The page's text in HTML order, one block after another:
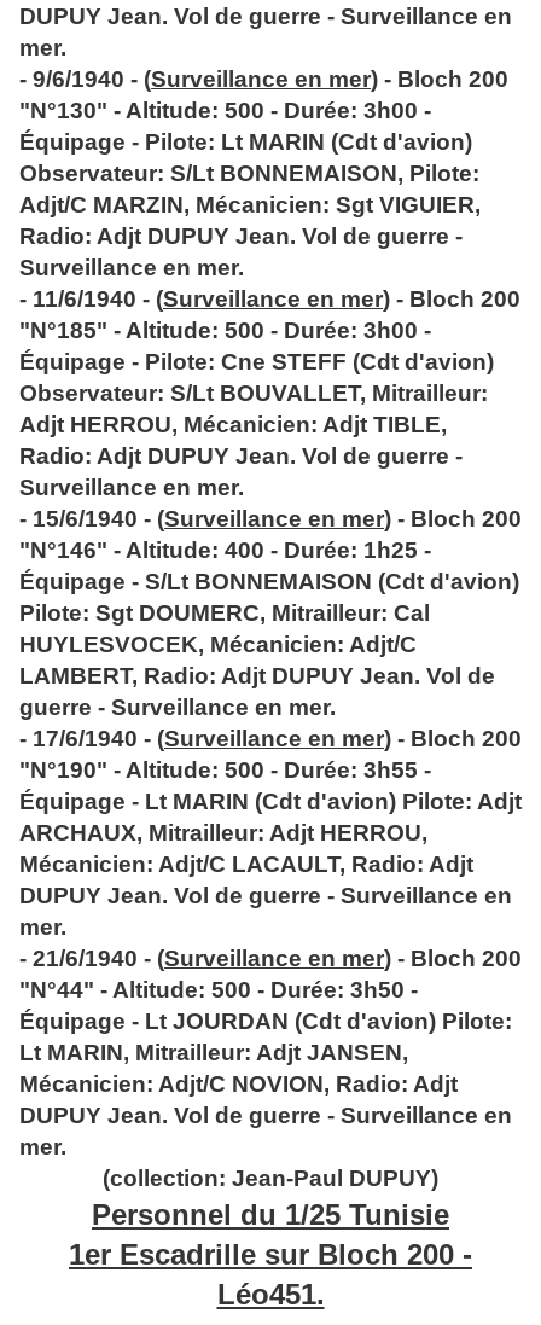
DUPUY Jean. Vol de guerre - Surveillance en
mer.
- 9/6/1940 - (Surveillance en mer) - Bloch 200
"N°130" - Altitude: 500 - Durée: 3h00 -
Équipage - Pilote: Lt MARIN (Cdt d'avion)
Observateur: S/Lt BONNEMAISON, Pilote:
Adjt/C MARZIN, Mécanicien: Sgt VIGUIER,
Radio: Adjt DUPUY Jean. Vol de guerre -
Surveillance en mer.
- 11/6/1940 - (Surveillance en mer) - Bloch 200
"N°185" - Altitude: 500 - Durée: 3h00 -
Équipage - Pilote: Cne STEFF (Cdt d'avion)
Observateur: S/Lt BOUVALLET, Mitrailleur:
Adjt HERROU, Mécanicien: Adjt TIBLE,
Radio: Adjt DUPUY Jean. Vol de guerre -
Surveillance en mer.
- 15/6/1940 - (Surveillance en mer) - Bloch 200
"N°146" - Altitude: 400 - Durée: 1h25 -
Équipage - S/Lt BONNEMAISON (Cdt d'avion)
Pilote: Sgt DOUMERC, Mitrailleur: Cal
HUYLESVOCEK, Mécanicien: Adjt/C
LAMBERT, Radio: Adjt DUPUY Jean. Vol de
guerre - Surveillance en mer.
- 17/6/1940 - (Surveillance en mer) - Bloch 200
"N°190" - Altitude: 500 - Durée: 3h55 -
Équipage - Lt MARIN (Cdt d'avion) Pilote: Adjt
ARCHAUX, Mitrailleur: Adjt HERROU,
Mécanicien: Adjt/C LACAULT, Radio: Adjt
DUPUY Jean. Vol de guerre - Surveillance en
mer.
- 21/6/1940 - (Surveillance en mer) - Bloch 200
"N°44" - Altitude: 500 - Durée: 3h50 -
Équipage - Lt JOURDAN (Cdt d'avion) Pilote:
Lt MARIN, Mitrailleur: Adjt JANSEN,
Mécanicien: Adjt/C NOVION, Radio: Adjt
DUPUY Jean. Vol de guerre - Surveillance en
mer.
(collection: Jean-Paul DUPUY)
Personnel du 1/25 Tunisie
1er Escadrille sur Bloch 200 -
Léo451.